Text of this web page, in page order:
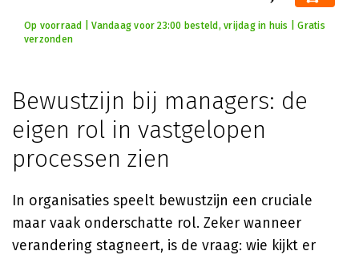
Op voorraad | Vandaag voor 23:00 besteld, vrijdag in huis | Gratis
verzonden
Bewustzijn bij managers: de
eigen rol in vastgelopen
processen zien
In organisaties speelt bewustzijn een cruciale
maar vaak onderschatte rol. Zeker wanneer
verandering stagneert, is de vraag: wie kijkt er